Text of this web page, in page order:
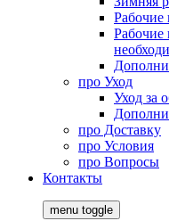
Рабочие
про Уход
Уход за
про Доставку
про Условия
про Вопросы
Контакты
menu toggle